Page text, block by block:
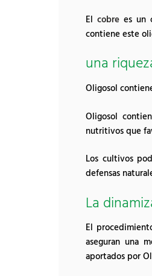
Elcobre es un
contiene este
una
Oligosol
Oligosol
nutritivos que
Los cultivos
defensas
La
El
aseguran una
aportados por